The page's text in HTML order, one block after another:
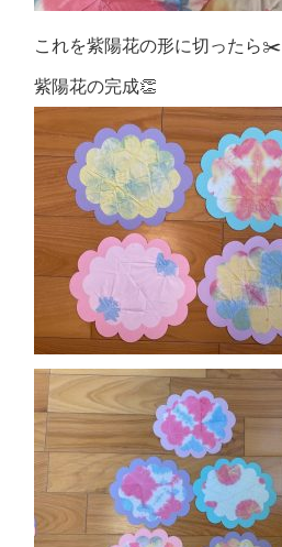
これを紫陽花の形に切ったら✂️
紫陽花の完成👏